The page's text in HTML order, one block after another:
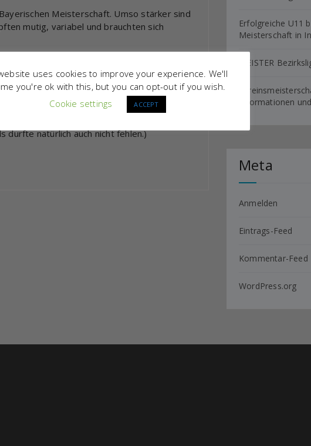
Meisterschaft. Umso stärker sind
mutig, variabel und brauchten sich
durfte natürlich auch nicht fehlen.)
Erfolgreiche U11
Meisterschaft in
MEISTER
Informationen
Meta
Anmelden
Eintrags-Feed
Kommentar-Feed
WordPress.org
uses cookies to improve your experience. We'll
you're ok with this, but you can opt-out if you wish.
Cookie settings
ACCEPT